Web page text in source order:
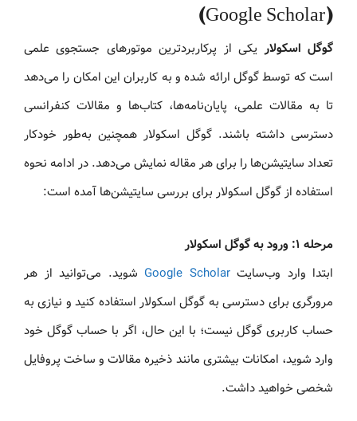
(Google Scholar)
گوگل اسکولار یکی از پرکاربردترین موتورهای جستجوی علمی
است که توسط گوگل ارائه شده و به کاربران این امکان را می‌دهد
تا به مقالات علمی، پایان‌نامه‌ها، کتاب‌ها و مقالات کنفرانسی
دسترسی داشته باشند. گوگل اسکولار همچنین به‌طور خودکار
تعداد سایتیشن‌ها را برای هر مقاله نمایش می‌دهد. در ادامه نحوه
استفاده از گوگل اسکولار برای بررسی سایتیشن‌ها آمده است:
مرحله ۱: ورود به گوگل اسکولار
ابتدا وارد وب‌سایتGoogle Scholar شوید. می‌توانید از هر
مرورگری برای دسترسی به گوگل اسکولار استفاده کنید و نیازی به
حساب کاربری گوگل نیست؛ با این حال، اگر با حساب گوگل خود
وارد شوید، امکانات بیشتری مانند ذخیره مقالات و ساخت پروفایل
شخصی خواهید داشت.